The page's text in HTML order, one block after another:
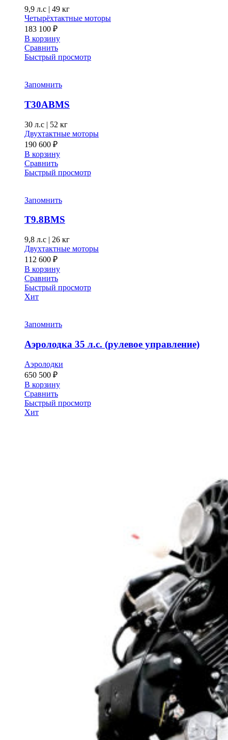
9,9 л.с | 49 кг
Четырёхтактные моторы
183 100 ₽
В корзину
Сравнить
Быстрый просмотр
Запомнить
T30ABMS
30 л.с | 52 кг
Двухтактные моторы
190 600 ₽
В корзину
Сравнить
Быстрый просмотр
Запомнить
T9.8BMS
9,8 л.с | 26 кг
Двухтактные моторы
112 600 ₽
В корзину
Сравнить
Быстрый просмотр
Хит
Запомнить
Аэролодка 35 л.с. (рулевое управление)
Аэролодки
650 500 ₽
В корзину
Сравнить
Быстрый просмотр
Хит